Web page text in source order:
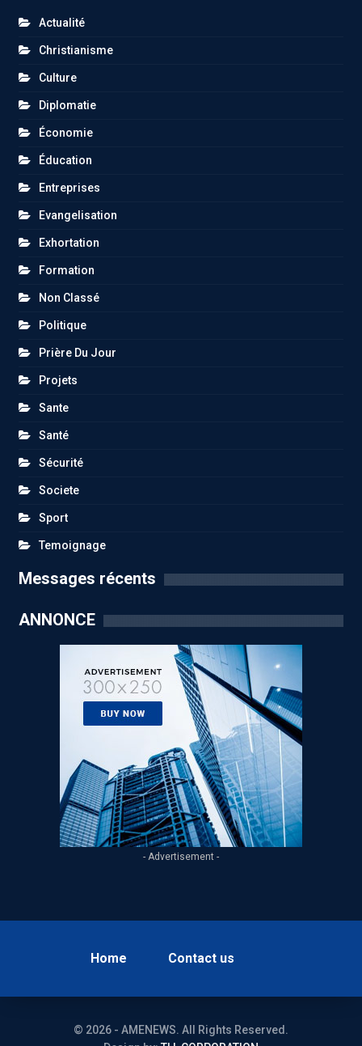
Actualité
Christianisme
Culture
Diplomatie
Économie
Éducation
Entreprises
Evangelisation
Exhortation
Formation
Non Classé
Politique
Prière Du Jour
Projets
Sante
Santé
Sécurité
Societe
Sport
Temoignage
Messages récents
ANNONCE
- Advertisement -
Home Contact us
© 2026 - AMENEWS. All Rights Reserved.